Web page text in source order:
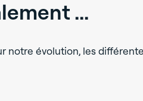
...
notre évolution, les